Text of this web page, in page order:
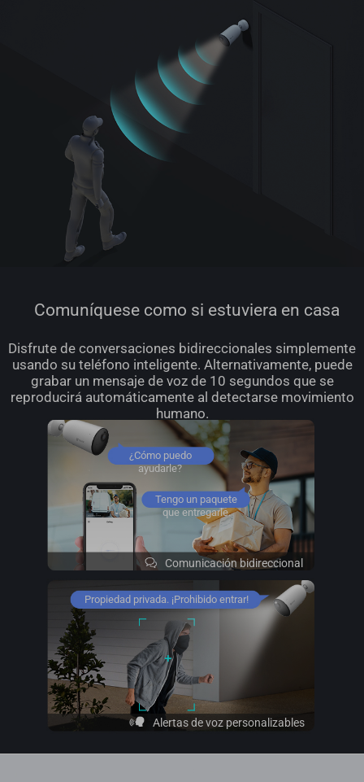
Comuníquese como si estuviera en casa
Disfrute de conversaciones bidireccionales simplemente
usando su teléfono inteligente. Alternativamente, puede
grabar un mensaje de voz de 10 segundos que se
reproducirá automáticamente al detectarse movimiento
humano.
¿Cómo puedo
ayudarle?
Tengo un paquete
que entregarle.
Propiedad privada. ¡Prohibido entrar!
Comunicación bidireccional
Alertas de voz personalizables